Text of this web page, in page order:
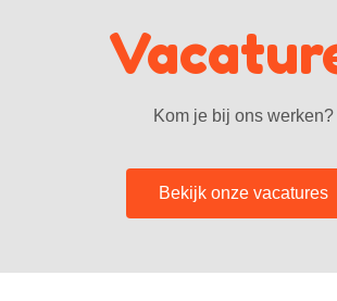
Kom je bij ons werken?
Bekijk onze vacatures